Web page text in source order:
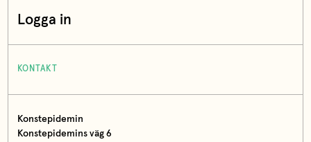
Logga in
KONTAKT
Konstepidemin
Konstepidemins väg 6